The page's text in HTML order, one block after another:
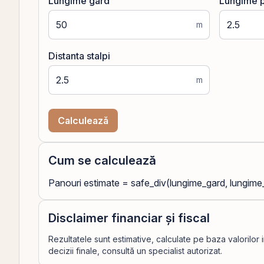
m
Distanta stalpi
m
Calculează
Cum se calculează
Panouri estimate = safe_div(lungime_gard,
Disclaimer financiar și fiscal
Rezultatele sunt estimative, calculate pe baza
decizii finale, consultă un specialist autorizat.